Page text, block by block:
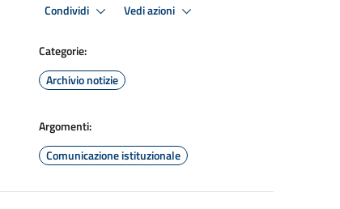
Condividi Vedi azioni
Categorie:
Archivio notizie
Argomenti:
Comunicazione istituzionale